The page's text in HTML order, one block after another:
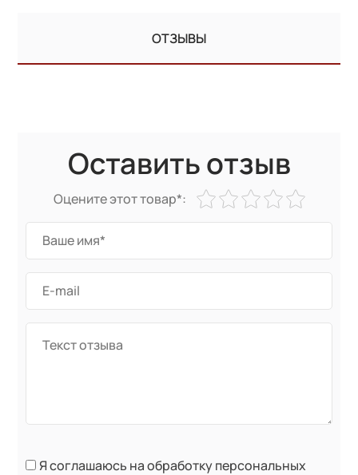
ОТЗЫВЫ
Оставить отзыв
Оцените этот товар*:
Я соглашаюсь на обработку персональных